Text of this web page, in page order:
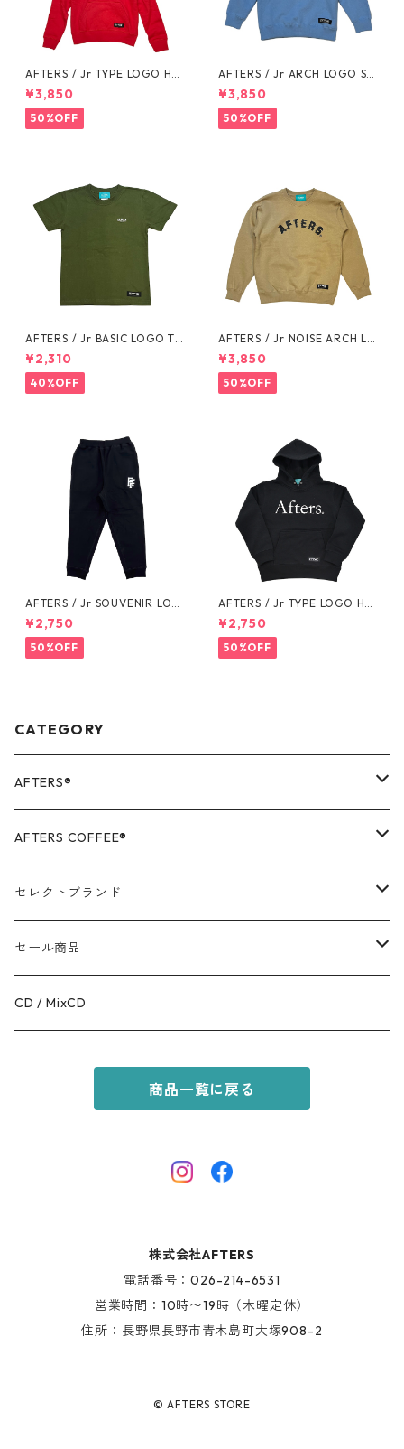
AFTERS / Jr TYPE LOGO HO
ODIE
¥3,850
50%OFF
AFTERS / Jr ARCH LOGO SW
EAT
¥3,850
50%OFF
AFTERS / Jr BASIC LOGO TE
E
¥2,310
40%OFF
AFTERS / Jr NOISE ARCH LO
GO SWEAT
¥3,850
50%OFF
AFTERS / Jr SOUVENIR LOG
O SWEAT PANTS
¥2,750
50%OFF
AFTERS / Jr TYPE LOGO HO
ODIE
¥2,750
50%OFF
CATEGORY
AFTERS®️
OUTER
TOPS
BOTTOMS
GOODS
AFTERS SPORT
AFTERS COFFEE®️
APPALEL / GOODS
COFFEE
セレクトブランド
MR.OLIVE
RACAL
セール商品
OUTER
CD / MixCD
商品一覧に戻る
株式会社AFTERS
電話番号：026-214-6531
営業時間：10時〜19時（木曜定休）
住所：長野県長野市青木島町大塚908-2
© AFTERS STORE